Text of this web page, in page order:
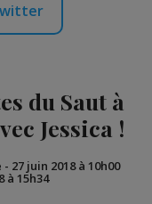
du Saut à
Jessica !
- 27 juin 2018 à 10h00
à 15h34